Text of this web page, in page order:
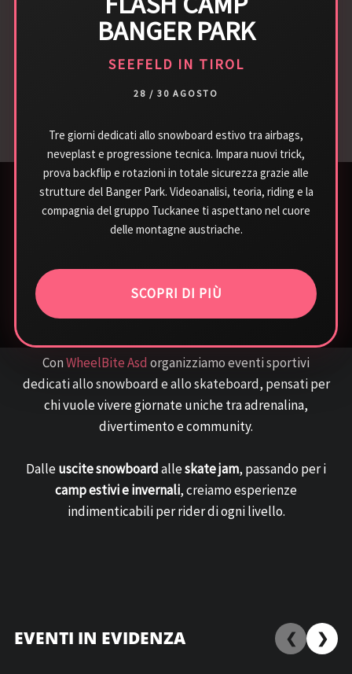
BANGER PARK
SEEFELD IN TIROL
28 / 30 AGOSTO
Tre giorni dedicati allo snowboard estivo tra airbags,
neveplast e progressione tecnica. Impara nuovi trick,
prova backflip e rotazioni in totale sicurezza grazie alle
strutture del Banger Park. Videoanalisi, teoria, riding e la
compagnia del gruppo Tuckanee ti aspettano nel cuore
delle montagne austriache.
SCOPRI DI PIÙ
PROVA
SCOPRI
DIVERTITI
EVENTI SNOWBOARD E SKATEBOARD
ConWheelBite Asd organizziamo eventi sportivi
dedicati allo snowboard e allo skateboard, pensati per
chi vuole vivere giornate uniche tra adrenalina,
divertimento e community.
Dalleuscite snowboardalleskate jam, passando per i
camp estivi e invernali, creiamo esperienze
indimenticabili per rider di ogni livello.
EVENTI IN EVIDENZA ❮ ❯